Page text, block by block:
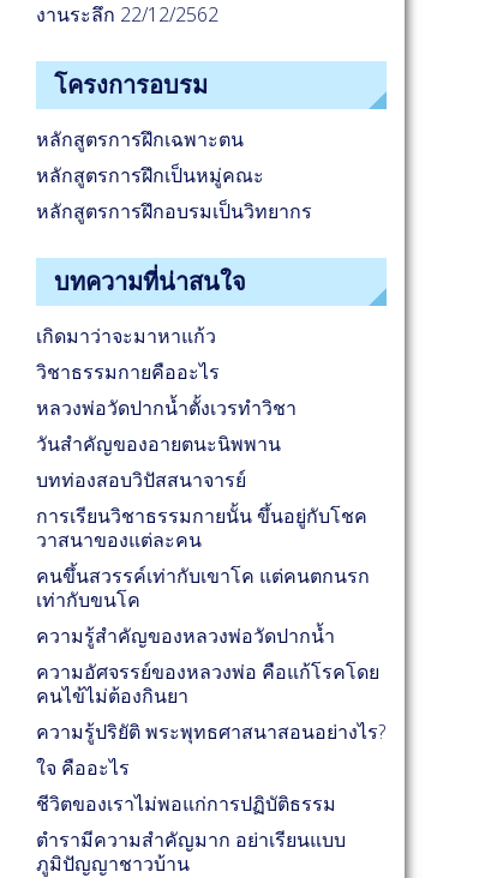
งานระลึก 22/12/2562
โครงการอบรม
หลักสูตรการฝึกเฉพาะตน
หลักสูตรการฝึกเป็นหมู่คณะ
หลักสูตรการฝึกอบรมเป็นวิทยากร
บทความที่น่าสนใจ
เกิดมาว่าจะมาหาแก้ว
วิชาธรรมกายคืออะไร
หลวงพ่อวัดปากน้ำตั้งเวรทำวิชา
วันสำคัญของอายตนะนิพพาน
บทท่องสอบวิปัสสนาจารย์
การเรียนวิชาธรรมกายนั้น ขึ้นอยู่กับโชค
วาสนาของแต่ละคน
คนขึ้นสวรรค์เท่ากับเขาโค แต่คนตกนรก
เท่ากับขนโค
ความรู้สำคัญของหลวงพ่อวัดปากน้ำ
ความอัศจรรย์ของหลวงพ่อ คือแก้โรคโดย
คนไข้ไม่ต้องกินยา
ความรู้ปริยัติ พระพุทธศาสนาสอนอย่างไร?
ใจ คืออะไร
ชีวิตของเราไม่พอแก่การปฏิบัติธรรม
ตำรามีความสำคัญมาก อย่าเรียนแบบ
ภูมิปัญญาชาวบ้าน